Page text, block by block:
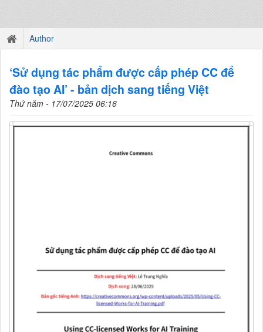
Author
‘Sử dụng tác phẩm được cấp phép CC để
đào tạo AI’ - bản dịch sang tiếng Việt
Thứ năm - 17/07/2025 06:16